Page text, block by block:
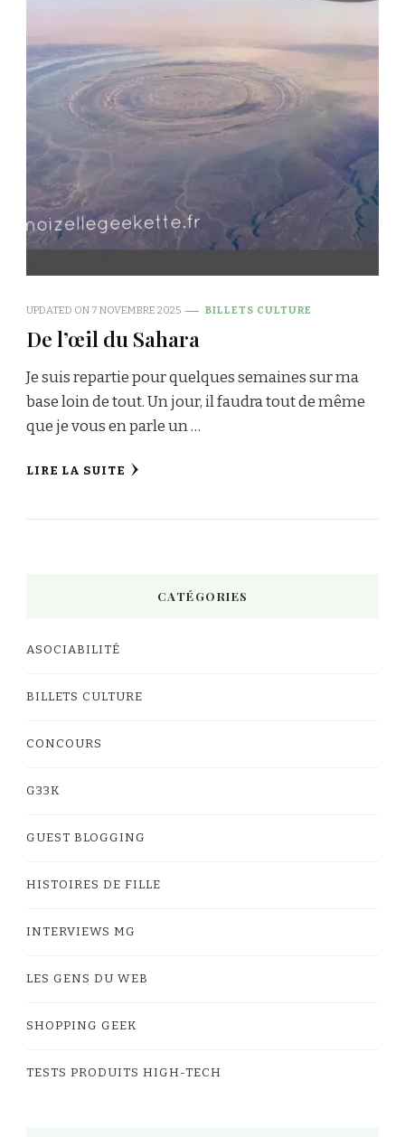
UPDATED ON 7 NOVEMBRE 2025 BILLETS CULTURE
De l’œil du Sahara
Je suis repartie pour quelques semaines sur ma
base loin de tout. Un jour, il faudra tout de même
que je vous en parle un …
LIRE LA SUITE
CATÉGORIES
ASOCIABILITÉ
BILLETS CULTURE
CONCOURS
G33K
GUEST BLOGGING
HISTOIRES DE FILLE
INTERVIEWS MG
LES GENS DU WEB
SHOPPING GEEK
TESTS PRODUITS HIGH-TECH